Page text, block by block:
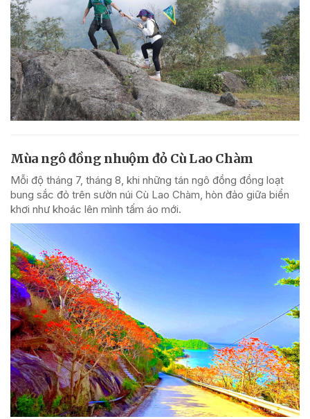
Mùa ngô đồng nhuộm đỏ Cù Lao Chàm
Mỗi độ tháng 7, tháng 8, khi những tán ngô đồng đồng loạt
bung sắc đỏ trên sườn núi Cù Lao Chàm, hòn đảo giữa biển
khơi như khoác lên mình tấm áo mới.